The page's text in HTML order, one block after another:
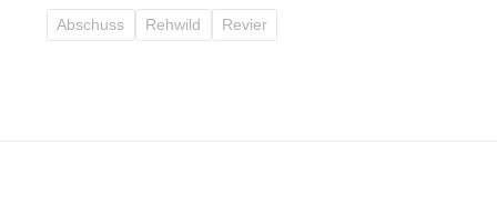
Abschuss Rehwild Revier